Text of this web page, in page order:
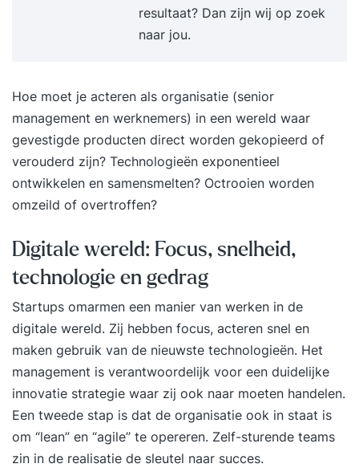
resultaat? Dan zijn wij op zoek
naar jou.
Hoe moet je acteren als organisatie (senior
management en werknemers) in een wereld waar
gevestigde producten direct worden gekopieerd of
verouderd zijn? Technologieën exponentieel
ontwikkelen en samensmelten? Octrooien worden
omzeild of overtroffen?
Digitale wereld: Focus, snelheid,
technologie en gedrag
Startups omarmen een manier van werken in de
digitale wereld. Zij hebben focus, acteren snel en
maken gebruik van de nieuwste technologieën. Het
management is verantwoordelijk voor een duidelijke
innovatie strategie waar zij ook naar moeten handelen.
Een tweede stap is dat de organisatie ook in staat is
om “lean” en “agile” te opereren. Zelf-sturende teams
zin in de realisatie de sleutel naar succes.